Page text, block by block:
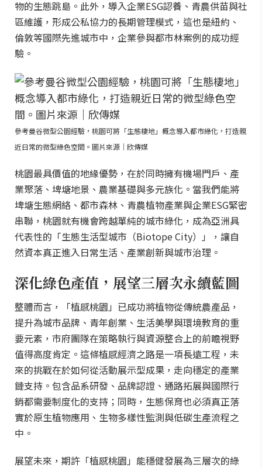
物的生態跳島。此外，導入企業ESG認養、青農供苗與社
區維護，形成公私協力的長期管理模式，這也是紐約、
倫敦等國際先進城市中，企業參與都市林案例的成功經
驗。
參考曼谷微型公園經驗，桃園可將「生態棲地」概念導入都市綠化，打造親
近日常的微型綠色空間。圖片來源｜欣傳媒
桃園最具價值的地緣優勢，在於同時擁有機場門戶、產
業聚落、埤塘地景、農業基礎與多元族化。當我們能將
埤塘生態網絡、都市森林、青農植物產業與企業ESG緊密
串聯，桃園就有機會跨越單純的城市綠化，成為亞洲具
代表性的「生態生活型城市（Biotope City）」，讓自
然資本真正進入日常生活、產業創新與城市治理。
深化綠色產值，展望三層次永續藍圖
整體而言，「植感桃園」已成功將植物從傳統農產品，
提升為城市品牌、青年創業、生活美學與環境教育的重
要元素，市府團隊在策略執行與資源整合上的前瞻視野
值得高度肯定。這條植感經濟之路是一項長遠工程，未
來的挑戰在於如何從活動展示型成果，走向穩定的產業
鏈支持。包含品系研發、品牌認證、通路拓展與國際行
銷都需要制度化的支持；同時，生態保育也必須真正落
實於原生植物應用、生物多樣性監測與低碳生產流程之
中。
展望未來，期許「植感桃園」能穩健發展為三層次的綠